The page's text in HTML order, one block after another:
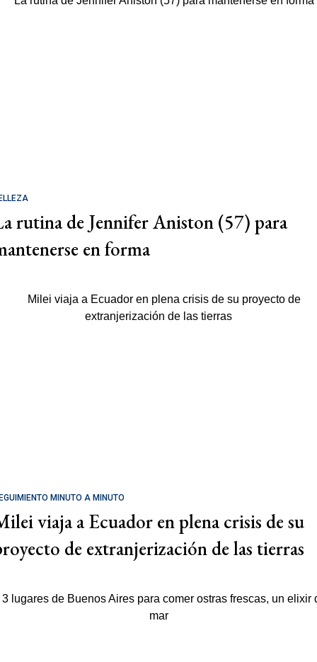
rutina de Jennifer Aniston (57) para
en forma
MINUTO A MINUTO
viaja a Ecuador en plena crisis de su
de extranjerización de las tierras